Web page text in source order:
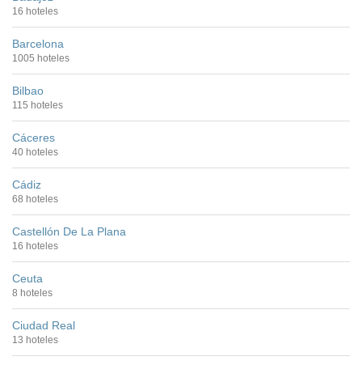
16 hoteles
Barcelona
1005 hoteles
Bilbao
115 hoteles
Cáceres
40 hoteles
Cádiz
68 hoteles
Castellón De La Plana
16 hoteles
Ceuta
8 hoteles
Ciudad Real
13 hoteles